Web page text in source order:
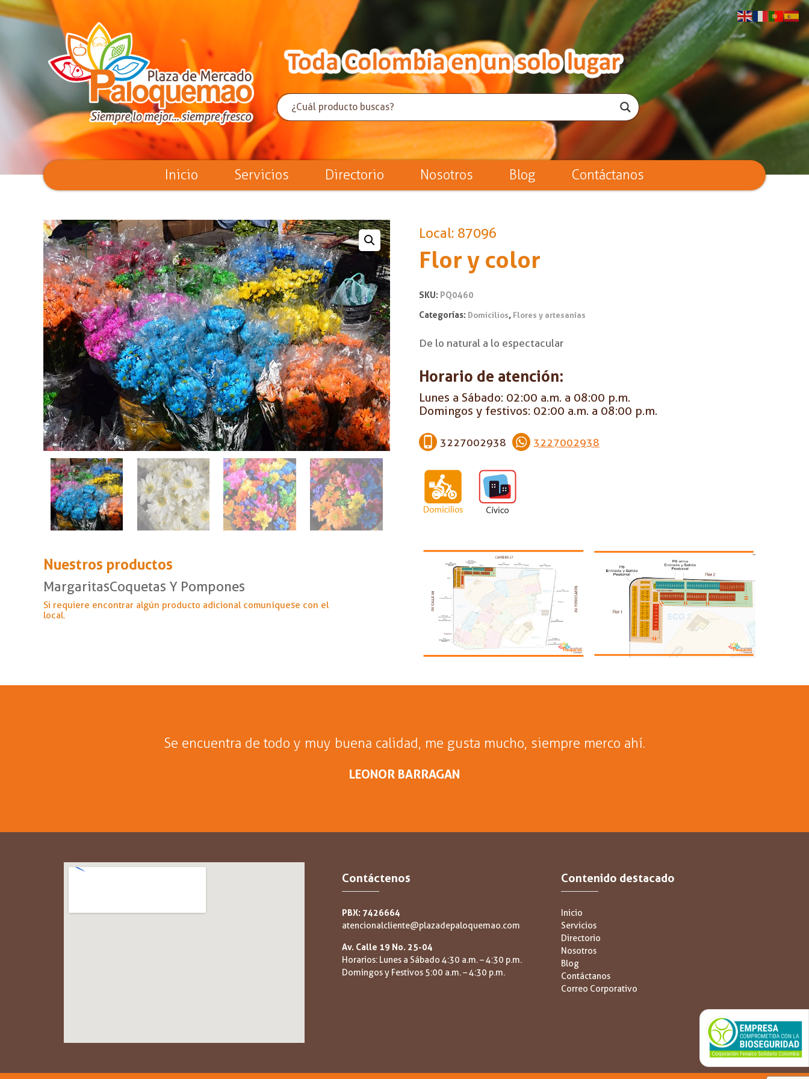
Inicio Servicios Directorio Nosotros Blog Contáctanos
Local: 87096
Flor y color
SKU: PQ0460
Categorías: Domicilios, Flores y artesanías
De lo natural a lo espectacular
Horario de atención:
Lunes a Sábado: 02:00 a.m. a 08:00 p.m.
Domingos y festivos: 02:00 a.m. a 08:00 p.m.
3227002938 3227002938
Nuestros productos
MargaritasCoquetas Y Pompones
Si requiere encontrar algún producto adicional comuníquese con el
local.
Contáctenos
PBX: 7426664
atencionalcliente@plazadepaloquemao.com
Av. Calle 19 No. 25-04
Horarios: Lunes a Sábado 4:30 a.m. – 4:30 p.m.
Domingos y Festivos 5:00 a.m. – 4:30 p.m.
Contenido destacado
Inicio
Servicios
Directorio
Nosotros
Blog
Contáctanos
Correo Corporativo